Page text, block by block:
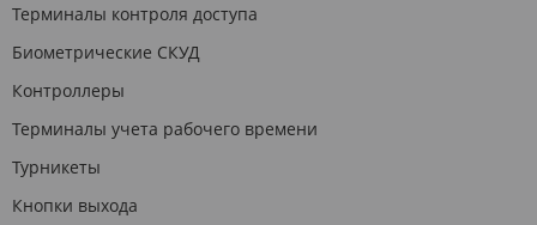
Терминалы контроля доступа
Биометрические СКУД
Контроллеры
Терминалы учета рабочего времени
Турникеты
Кнопки выхода